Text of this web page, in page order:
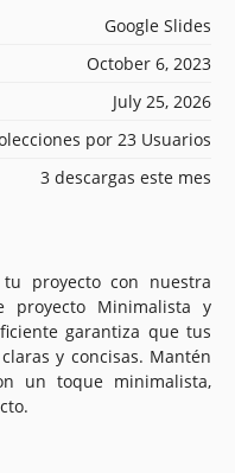
Google Slides
October 6, 2023
July 25, 2026
por 23 Usuarios
3 descargas este mes
proyecto con nuestra
proyecto Minimalista y
garantiza que tus
y concisas. Mantén
un toque minimalista,